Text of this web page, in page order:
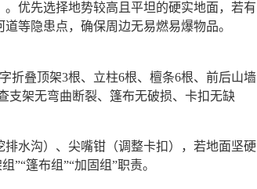
优先选择地势较高且平坦的硬实地面，若有
等隐患点，确保周边无易燃易爆物品。
叠顶架3根、立柱6根、檀条6根、前后山墙
支架无弯曲断裂、篷布无破损、卡扣无缺
水沟）、尖嘴钳（调整卡扣），若地面坚硬
”“篷布组”“加固组”职责。